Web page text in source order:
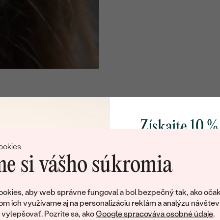
si vášho súkromia
aby web správne fungoval a bol bezpečný tak, ako
ich využívame aj na personalizáciu reklám a analýzu
Pozrite sa, ako Google spracováva osobné údaje.
ŠÍRKA:
PRIBLIŽNÁ VÁHA:
DRUH:
KARÁTOVÁ VÁHA:
ale tento šperk si už svojích majiteľov
Získajte 10
poctivo vyrábaných
Ako darček na
obratom pošleme